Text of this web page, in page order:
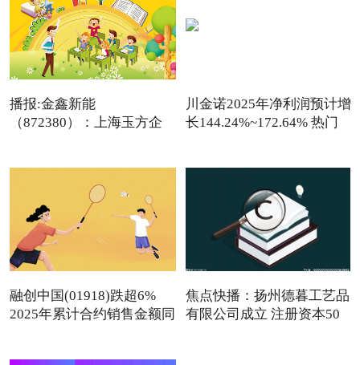
播报:金鑫新能
（872380）：上海玉方企
川金诺2025年净利润预计增
长144.24%~172.64% 热门
融创中国(01918)跌超6%
2025年累计合约销售金额同
焦点快播：扬州德暮工艺品
有限公司成立 注册资本50